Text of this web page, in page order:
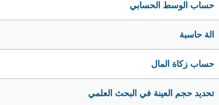
حساب الوسط الحسابي
الة حاسبة
حساب زكاة المال
تحديد حجم العينة في البحث العلمي